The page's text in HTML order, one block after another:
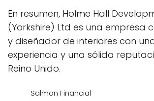
En resumen, Holme Hall
(Yorkshire) Ltd es una empresa
y diseñador de interiores con
experiencia y una sólida
Reino Unido.
Salmon Financial